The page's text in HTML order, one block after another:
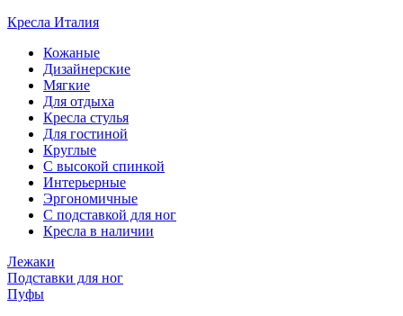
Кресла Италия
Кожаные
Дизайнерские
Мягкие
Для отдыха
Кресла стулья
Для гостиной
Круглые
С высокой спинкой
Интерьерные
Эргономичные
С подставкой для ног
Кресла в наличии
Лежаки
Подставки для ног
Пуфы